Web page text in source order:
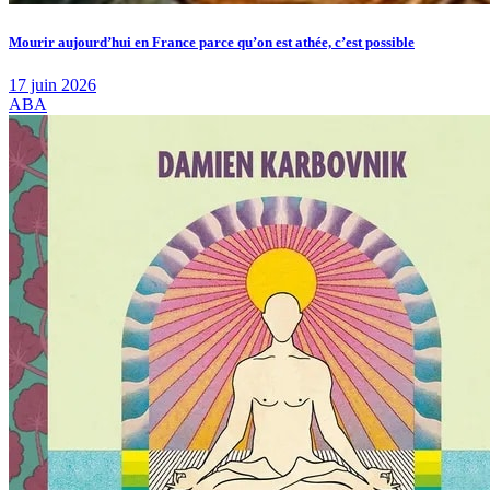
Mourir aujourd’hui en France parce qu’on est athée, c’est possible
17 juin 2026
ABA